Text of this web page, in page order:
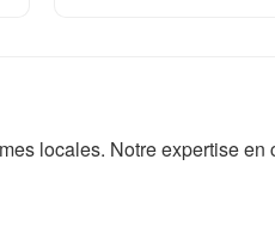
locales. Notre expertise en